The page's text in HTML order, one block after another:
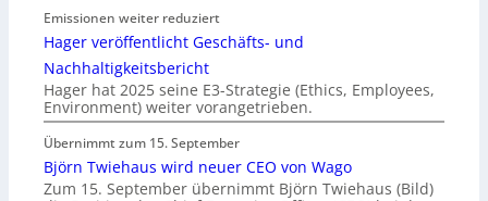
Emissionen weiter reduziert
Hager veröffentlicht Geschäfts- und
Nachhaltigkeitsbericht
Hager hat 2025 seine E3-Strategie (Ethics, Employees,
Environment) weiter vorangetrieben.
Übernimmt zum 15. September
Björn Twiehaus wird neuer CEO von Wago
Zum 15. September übernimmt Björn Twiehaus (Bild)